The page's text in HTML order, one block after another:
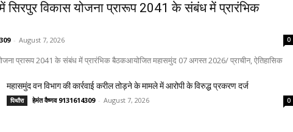
सिरपुर विकास योजना प्रारूप 2041 के संबंध में प्रारंभिक
- August 7, 2026 0
प्रारूप 2041 के संबंध में प्रारंभिक बैठकआयोजित महासमुंद 07 अगस्त 2026/ प्राचीन, ऐतिहासिक
महासमुंद वन विभाग की कार्रवाई करील तोड़ने के मामले में आरोपी के विरुद्ध प्रकरण दर्ज
पिथौरा हेमंत वैष्णव 9131614309 - August 7, 2026 0